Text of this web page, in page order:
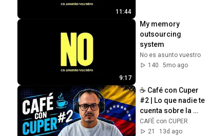
11:44
9:17
My memory
outsourcing
system
No es asunto vuestro
140
5mo ago
☕ Café con Cuper
#2 | Lo que nadie te
cuenta sobre la
Venezuela de
Maduro
CAFÉ con CUPER
21
13d ago